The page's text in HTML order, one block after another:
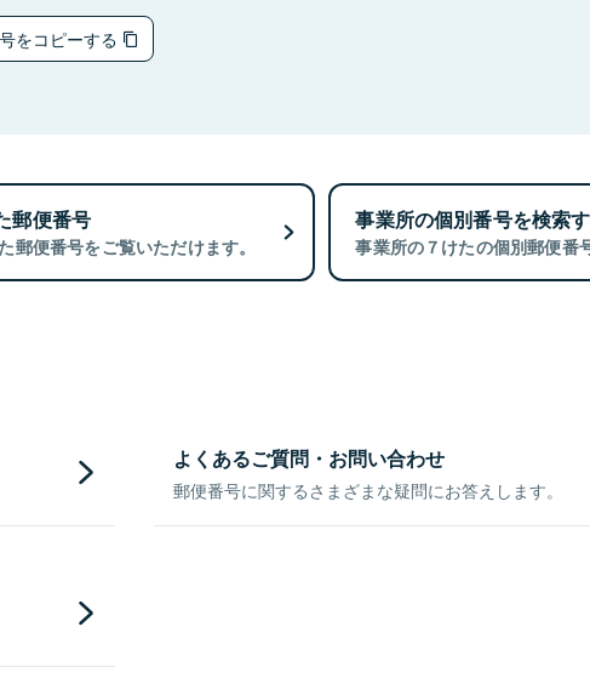
をコピーする
郵便番号
郵便番号をご覧いただけます。
事業所の個別番号を検索
事業所の７けたの個別郵便番
よくあるご質問・お問い合わせ
郵便番号に関するさまざまな疑問にお答えします。